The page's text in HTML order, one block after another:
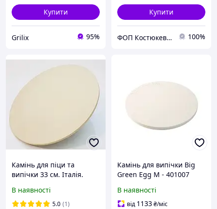
Купити
Grilix 95%
Купити
ФОП Костюкевич М.Є. 100%
Камінь для піци та
випічки 33 см. Італія.
екологічний склад
В наявності
5.0 (1)
Камінь для випічки Big
Green Egg M - 401007
В наявності
від 1133₴/міс